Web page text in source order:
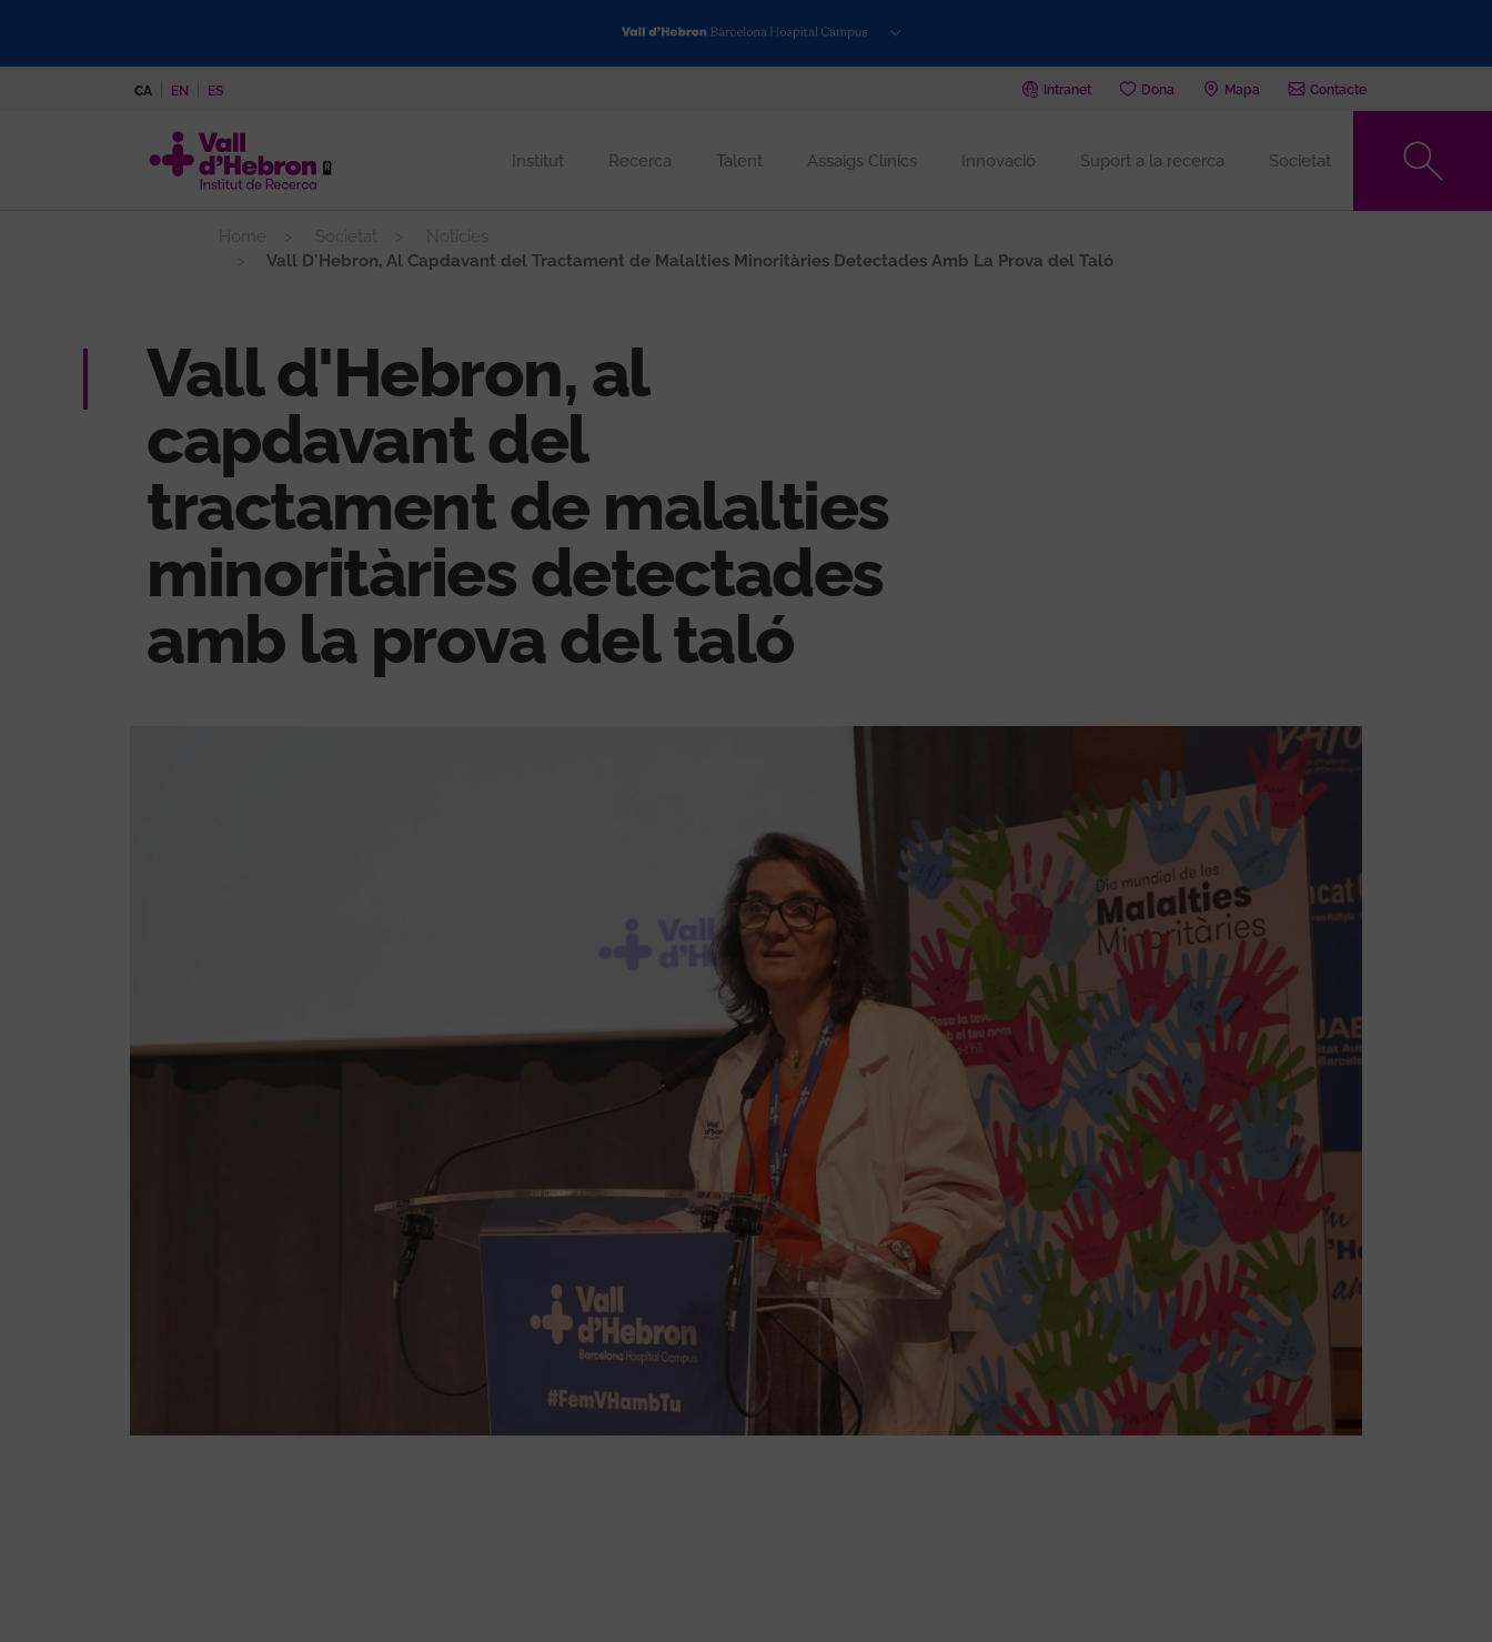
CA EN ES Intranet Dona Mapa Contacte
Institut Recerca Talent Assaigs Clínics Innovació Suport a la recerca Societat
Home Societat
Notícies
Vall D'Hebron, Al Capdavant del Tractament de Malalties Minoritàries Detectades Amb La Prova del Taló
Vall d'Hebron, al
capdavant del
tractament de malalties
minoritàries detectades
amb la prova del taló